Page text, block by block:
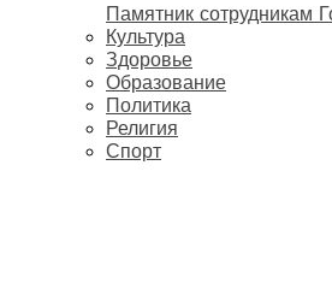
Памятник сотрудникам
Культура
Здоровье
Образование
Политика
Религия
Спорт